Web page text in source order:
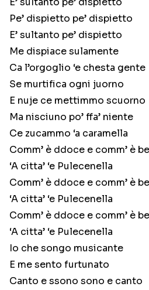
Pe’ dispietto pe’ dispietto
E’ sultanto pe’ dispietto
Me dispiace sulamente
Ca l’orgoglio ‘e chesta gente
Se murtifica ogni juorno
E nuje ce mettimmo scuorno
Ma nisciuno po’ ffa’ niente
Ce zucammo ‘a caramella
Comm’ è ddoce e comm’ è
‘A citta’ ‘e Pulecenella
Comm’ è ddoce e comm’ è
‘A citta’ ‘e Pulecenella
Comm’ è ddoce e comm’ è
‘A citta’ ‘e Pulecenella
Io che songo musicante
E me sento furtunato
Canto e ssono sono e canto